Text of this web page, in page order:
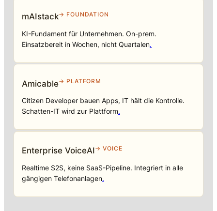
mAIstack→ FOUNDATION
KI-Fundament für Unternehmen. On-prem.
Einsatzbereit in Wochen, nicht Quartalen.
Amicable→ PLATFORM
Citizen Developer bauen Apps, IT hält die Kontrolle.
Schatten-IT wird zur Plattform.
Enterprise VoiceAI→ VOICE
Realtime S2S, keine SaaS-Pipeline. Integriert in alle
gängigen Telefonanlagen.